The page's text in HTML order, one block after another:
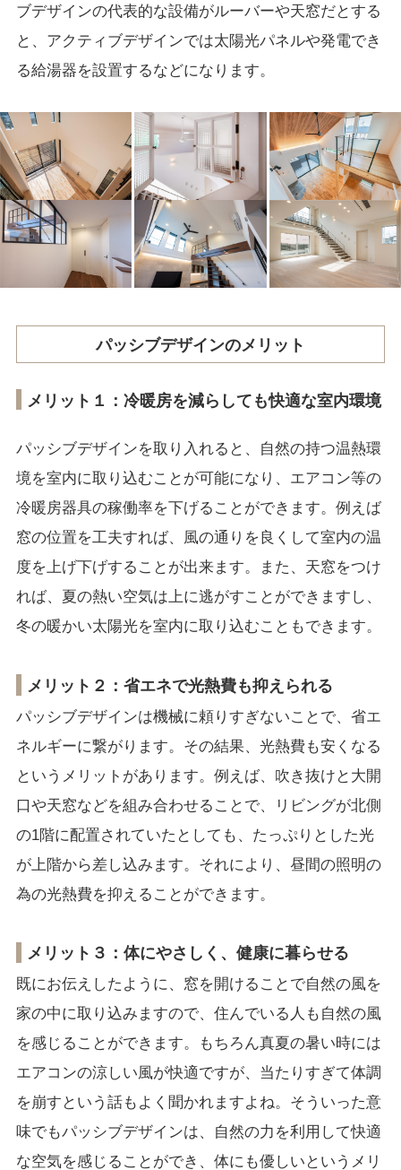
ブデザインの代表的な設備がルーバーや天窓だとする
と、アクティブデザインでは太陽光パネルや発電でき
る給湯器を設置するなどになります。
パッシブデザインのメリット
メリット１：冷暖房を減らしても快適な室内環境
パッシブデザインを取り入れると、自然の持つ温熱環
境を室内に取り込むことが可能になり、エアコン等の
冷暖房器具の稼働率を下げることができます。例えば
窓の位置を工夫すれば、風の通りを良くして室内の温
度を上げ下げすることが出来ます。また、天窓をつけ
れば、夏の熱い空気は上に逃がすことができますし、
冬の暖かい太陽光を室内に取り込むこともできます。
メリット２：省エネで光熱費も抑えられる
パッシブデザインは機械に頼りすぎないことで、省エ
ネルギーに繋がります。その結果、光熱費も安くなる
というメリットがあります。例えば、吹き抜けと大開
口や天窓などを組み合わせることで、リビングが北側
の1階に配置されていたとしても、たっぷりとした光
が上階から差し込みます。それにより、昼間の照明の
為の光熱費を抑えることができます。
メリット３：体にやさしく、健康に暮らせる
既にお伝えしたように、窓を開けることで自然の風を
家の中に取り込みますので、住んでいる人も自然の風
を感じることができます。もちろん真夏の暑い時には
エアコンの涼しい風が快適ですが、当たりすぎて体調
を崩すという話もよく聞かれますよね。そういった意
味でもパッシブデザインは、自然の力を利用して快適
な空気を感じることができ、体にも優しいというメリ